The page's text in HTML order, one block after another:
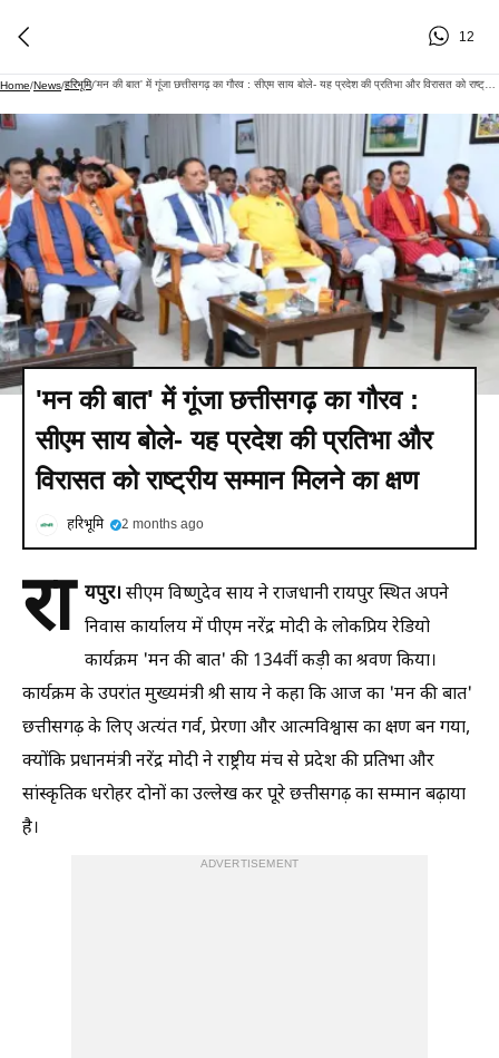
12
Home/News/हरिभूमि/
'मन की बात' में गूंजा छत्तीसगढ़ का गौरव :
सीएम साय बोले- यह प्रदेश की प्रतिभा और
विरासत को राष्ट्रीय सम्मान मिलने का क्षण
हरिभूमि 2 months ago
रा यपुर। सीएम विष्णुदेव साय ने राजधानी रायपुर स्थित अपने
निवास कार्यालय में पीएम नरेंद्र मोदी के लोकप्रिय रेडियो
कार्यक्रम 'मन की बात' की 134वीं कड़ी का श्रवण किया।
कार्यक्रम के उपरांत मुख्यमंत्री श्री साय ने कहा कि आज का 'मन की बात'
छत्तीसगढ़ के लिए अत्यंत गर्व, प्रेरणा और आत्मविश्वास का क्षण बन गया,
क्योंकि प्रधानमंत्री नरेंद्र मोदी ने राष्ट्रीय मंच से प्रदेश की प्रतिभा और
सांस्कृतिक धरोहर दोनों का उल्लेख कर पूरे छत्तीसगढ़ का सम्मान बढ़ाया
है।
ADVERTISEMENT